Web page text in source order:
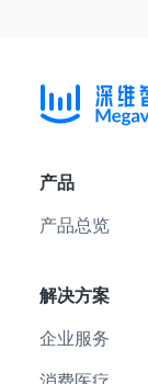
产品
产品总览
解决方案
企业服务